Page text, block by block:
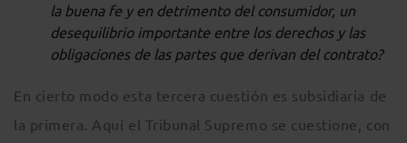
la buena fe y en detrimento del consumidor, un
desequilibrio importante entre los derechos y las
obligaciones de las partes que derivan del contrato?
En cierto modo esta tercera cuestión es subsidiaria de
la primera. Aquí el Tribunal Supremo se cuestione, con